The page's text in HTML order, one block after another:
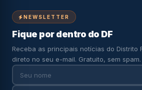
NEWSLETTER
Fique por dentro do DF
Receba as principais notícias do Distrito
direto no seu e-mail. Gratuito, sem spam.